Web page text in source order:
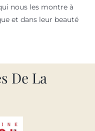
nous les montre à
et dans leur beauté
De La